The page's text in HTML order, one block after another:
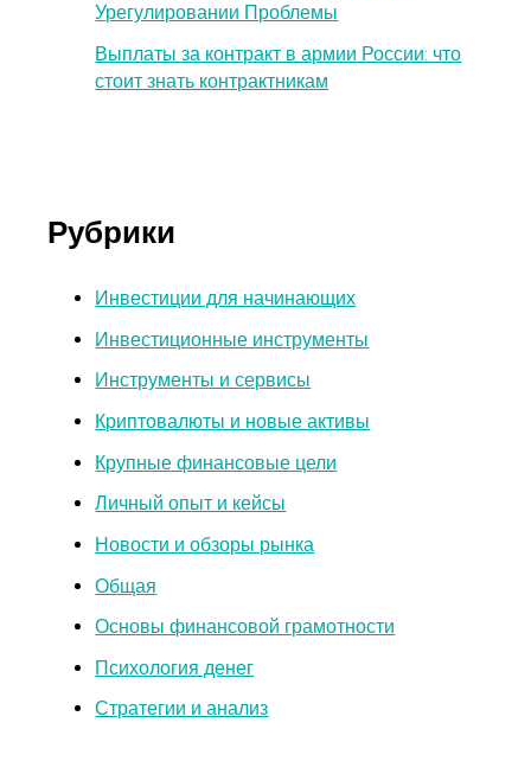
Урегулировании Проблемы
Выплаты за контракт в армии России: что
стоит знать контрактникам
Рубрики
Инвестиции для начинающих
Инвестиционные инструменты
Инструменты и сервисы
Криптовалюты и новые активы
Крупные финансовые цели
Личный опыт и кейсы
Новости и обзоры рынка
Общая
Основы финансовой грамотности
Психология денег
Стратегии и анализ